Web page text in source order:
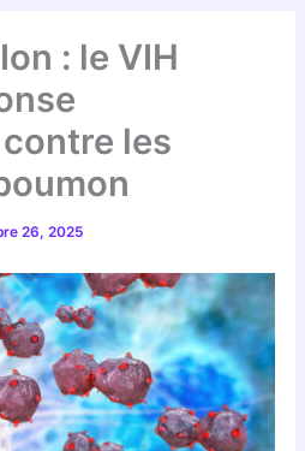
: le VIH
les
26, 2025